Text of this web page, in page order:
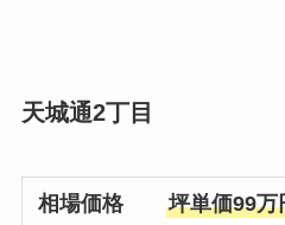
天城通2丁目
相場価格坪単価99万